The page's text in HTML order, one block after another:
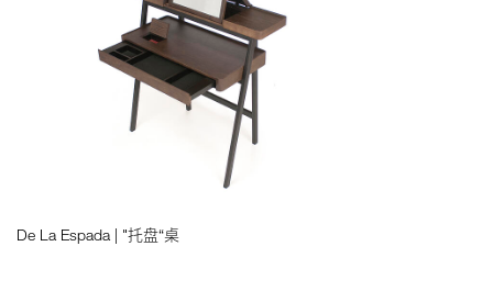
De La Espada | "托盘“桌